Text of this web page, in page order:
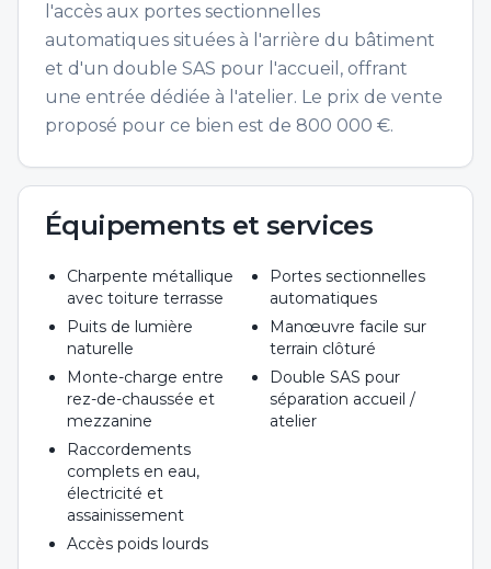
l'accès aux portes sectionnelles
automatiques situées à l'arrière du bâtiment
et d'un double SAS pour l'accueil, offrant
une entrée dédiée à l'atelier. Le prix de vente
proposé pour ce bien est de 800 000 €.
Équipements et services
Charpente métallique
avec toiture terrasse
Puits de lumière
naturelle
Monte-charge entre
rez-de-chaussée et
mezzanine
Raccordements
complets en eau,
électricité et
assainissement
Accès poids lourds
Portes sectionnelles
automatiques
Manœuvre facile sur
terrain clôturé
Double SAS pour
séparation accueil /
atelier